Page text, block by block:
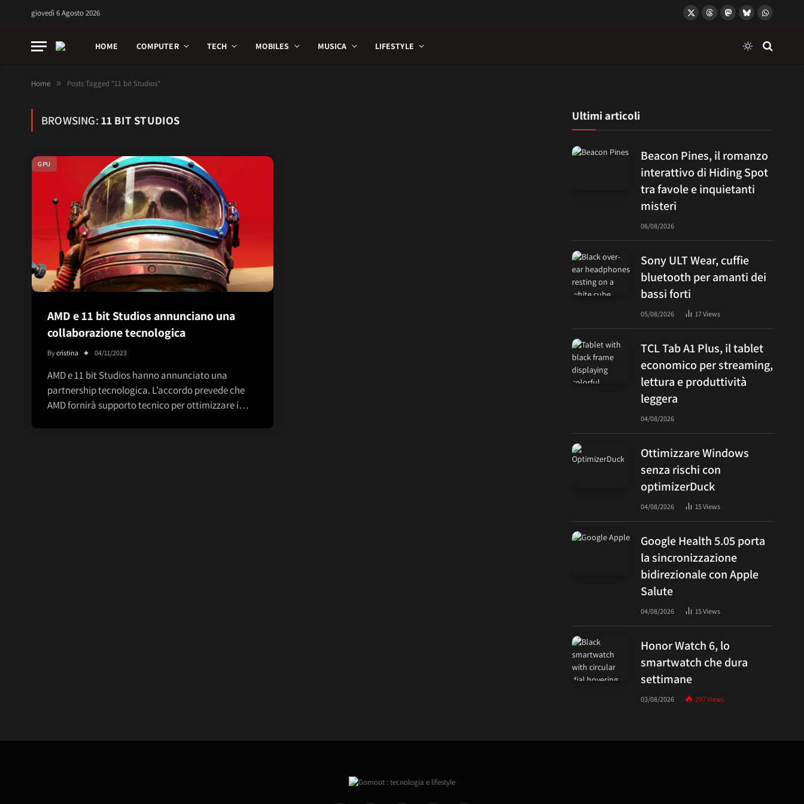
giovedì 6 Agosto 2026
X
ThreadsMastodon
BlueskyWhatsApp
HOME COMPUTER TECH MOBILES MUSICA LIFESTYLE
Home » Posts Tagged "11 bit Studios"
BROWSING: 11 BIT STUDIOS
GPU
AMD e 11 bit Studios annunciano una
collaborazione tecnologica
Bycristina 04/11/2023
AMD e 11 bit Studios hanno annunciato una
partnership tecnologica. L’accordo prevede che
AMD fornirà supporto tecnico per ottimizzare i…
Ultimi articoli
Beacon Pines, il romanzo
interattivo di Hiding Spot
tra favole e inquietanti
misteri
06/08/2026
Sony ULT Wear, cuffie
bluetooth per amanti dei
bassi forti
05/08/2026 17Views
TCL Tab A1 Plus, il tablet
economico per streaming,
lettura e produttività
leggera
04/08/2026
Ottimizzare Windows
senza rischi con
optimizerDuck
04/08/2026 15Views
Google Health 5.05 porta
la sincronizzazione
bidirezionale con Apple
Salute
04/08/2026 15Views
Honor Watch 6, lo
smartwatch che dura
settimane
03/08/2026 297Views